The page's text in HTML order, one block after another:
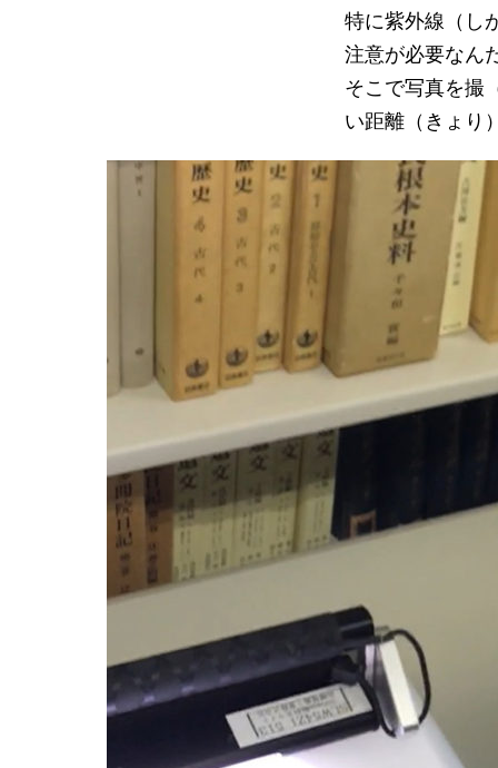
特に紫外線（し
注意が必要なん
そこで写真を撮
い距離（きょり